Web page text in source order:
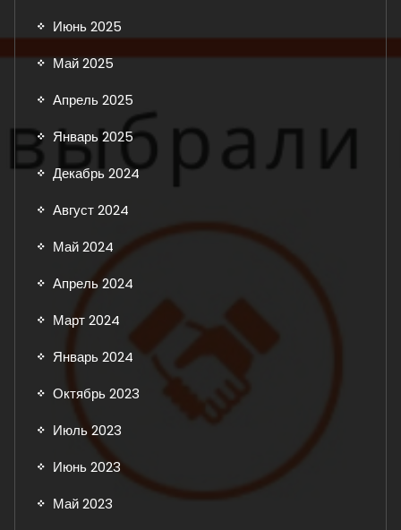
Июнь 2025
Май 2025
Апрель 2025
Январь 2025
Декабрь 2024
Август 2024
Май 2024
Апрель 2024
Март 2024
Январь 2024
Октябрь 2023
Июль 2023
Июнь 2023
Май 2023